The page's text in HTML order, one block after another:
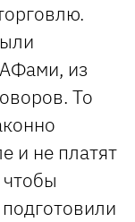
из
То
и не платят